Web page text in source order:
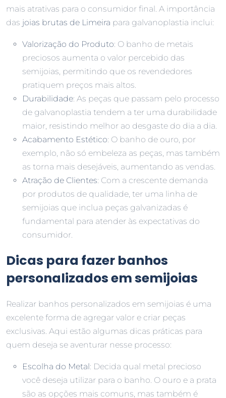
mais atrativas para o consumidor final. A importância
das joias brutas de Limeira para galvanoplastia inclui:
Valorização do Produto: O banho de metais
preciosos aumenta o valor percebido das
semijoias, permitindo que os revendedores
pratiquem preços mais altos.
Durabilidade: As peças que passam pelo processo
de galvanoplastia tendem a ter uma durabilidade
maior, resistindo melhor ao desgaste do dia a dia.
Acabamento Estético: O banho de ouro, por
exemplo, não só embeleza as peças, mas também
as torna mais desejáveis, aumentando as vendas.
Atração de Clientes: Com a crescente demanda
por produtos de qualidade, ter uma linha de
semijoias que inclua peças galvanizadas é
fundamental para atender às expectativas do
consumidor.
Dicas para fazer banhos
personalizados em semijoias
Realizar banhos personalizados em semijoias é uma
excelente forma de agregar valor e criar peças
exclusivas. Aqui estão algumas dicas práticas para
quem deseja se aventurar nesse processo:
Escolha do Metal: Decida qual metal precioso
você deseja utilizar para o banho. O ouro e a prata
são as opções mais comuns, mas também é